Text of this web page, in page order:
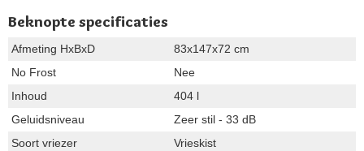
Beknopte specificaties
Afmeting HxBxD
83x147x72 cm
No Frost
Nee
Inhoud
404 l
Geluidsniveau
Zeer stil - 33 dB
Soort vriezer
Vrieskist